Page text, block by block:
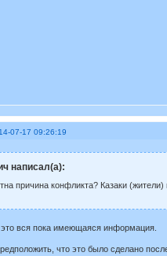
07-17 09:26:19
написал(а):
причина конфликта? Казаки
вся пока имеющаяся информация.
что это было сделано